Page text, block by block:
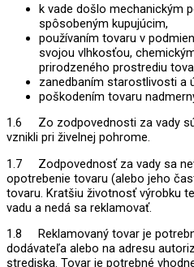
k vade došlo mechanickým
spôsobeným kupujúcim,
používaním tovaru v
svojou vlhkosťou,
prirodzeného prostrediu
zanedbaním starostlivosti a
poškodením tovaru
1.6 Zo zodpovednosti za vady
vznikli pri živelnej pohrome.
1.7 Zodpovednosť za vady sa
opotrebenie tovaru (alebo jeho
tovaru. Kratšiu životnosť výrobku
vadu a nedá sa reklamovať.
1.8 Reklamovaný tovar je
dodávateľa alebo na adresu
strediska. Tovar je potrebné